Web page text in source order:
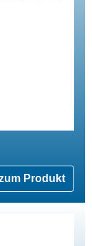
Produkt